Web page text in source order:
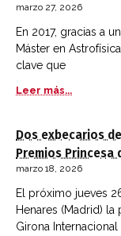
marzo 27, 2026
En 2017, gracias a
Máster en
clave que
Leer más...
Dos exbecarios
Premios Princesa
marzo 18, 2026
El próximo jueves
Henares (Madrid)
Girona